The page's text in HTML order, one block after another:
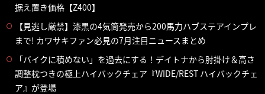
据え置き価格【Z400】
【見逃し厳禁】漆黒の4気筒発売から200馬力ハブステアインプレ
まで! カワサキファン必見の7月注目ニュースまとめ
「バイクに積めない」を過去にする！デイトナから肘掛け＆高さ
調整枕つきの極上ハイバックチェア『WIDE/REST ハイバックチェ
ア』が登場